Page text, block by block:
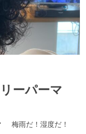
ーパーマ
梅雨だ！湿度だ！